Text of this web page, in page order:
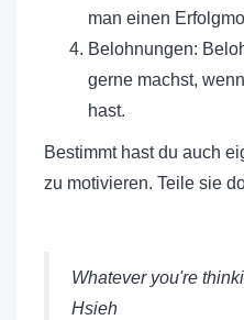
man einen
Belohnungen:
gerne machst,
hast.
Bestimmt hast du auch
zu motivieren. Teile sie
Whatever you're
Hsieh